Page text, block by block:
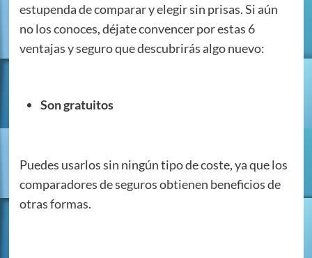
estupenda de comparar y elegir sin prisas. Si aún
no los conoces, déjate convencer por estas 6
ventajas y seguro que descubrirás algo nuevo:
Son gratuitos
Puedes usarlos sin ningún tipo de coste, ya que los
comparadores de seguros obtienen beneficios de
otras formas.